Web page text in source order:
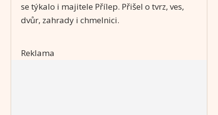
se týkalo i majitele Přílep. Přišel o tvrz, ves,
dvůr, zahrady i chmelnici.
Reklama